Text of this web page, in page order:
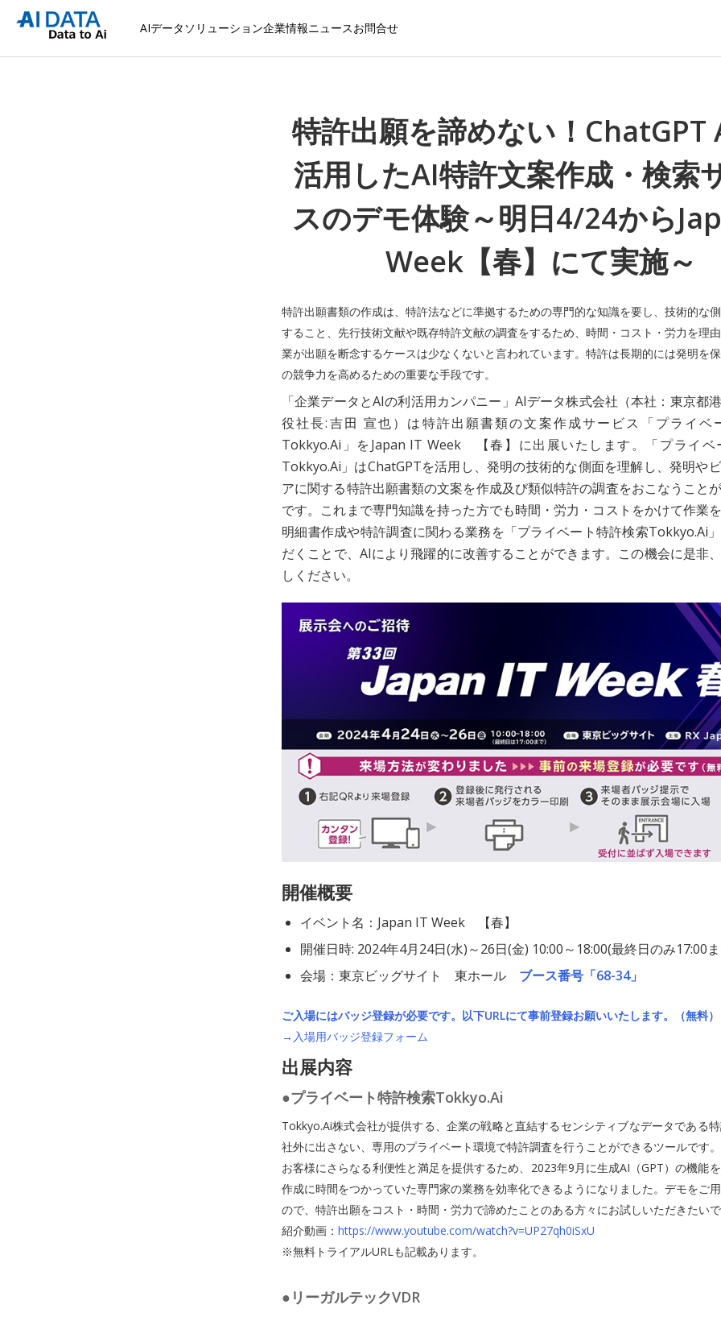
AIデータソリューション企業情報ニュースお問合せ
特許出願を諦めない！ChatGPT
活用したAI特許文案作成・検索
スのデモ体験～明日4/24から
Week【春】にて実施～
特許出願書類の作成は、特許法などに準拠するための専門的な知識を要し、技術的な
すること、先行技術文献や既存特許文献の調査をするため、時間・コスト・労力を理
業が出願を断念するケースは少なくないと言われています。特許は長期的には発明を
の競争力を高めるための重要な手段です。
「企業データとAIの利活用カンパニー」AIデータ株式会社（本社：東京都
役社長:吉田 宣也）は特許出願書類の文案作成サービス「プライベ
Tokkyo.Ai」をJapan IT Week 【春】に出展いたします。「プライベ
Tokkyo.Ai」はChatGPTを活用し、発明の技術的な側面を理解し、発明や
アに関する特許出願書類の文案を作成及び類似特許の調査をおこなうこと
です。これまで専門知識を持った方でも時間・労力・コストをかけて作業
明細書作成や特許調査に関わる業務を「プライベート特許検索Tokkyo.Ai
だくことで、AIにより飛躍的に改善することができます。この機会に是非
しください。
開催概要
イベント名：Japan IT Week 【春】
開催日時: 2024年4月24日(水)～26日(金) 10:00～18:00(最終日のみ17:00
会場：東京ビッグサイト 東ホール ブース番号「68-34」
ご入場にはバッジ登録が必要です。以下URLにて事前登録お願いいたします。（無料）
→入場用バッジ登録フォーム
出展内容
●プライベート特許検索Tokkyo.Ai
Tokkyo.Ai株式会社が提供する、企業の戦略と直結するセンシティブなデータである
社外に出さない、専用のプライベート環境で特許調査を行うことができるツールです。
お客様にさらなる利便性と満足を提供するため、2023年9月に生成AI（GPT）の機能
作成に時間をつかっていた専門家の業務を効率化できるようになりました。デモをご
ので、特許出願をコスト・時間・労力で諦めたことのある方々にお試しいただきたい
紹介動画： https://www.youtube.com/watch?v=UP27qh0iSxU
※無料トライアルURLも記載あります。
●リーガルテックVDR